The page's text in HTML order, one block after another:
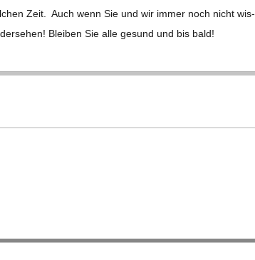
Zeit. Auch wenn Sie und wir immer noch nicht wis­
Blei­ben Sie alle gesund und bis bald!